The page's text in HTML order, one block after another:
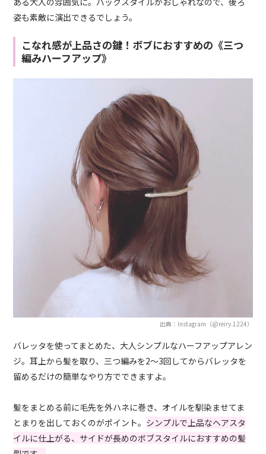
姿も素敵に演出できるでしょう。
こなれ感が上品さの鍵！ボブにおすすめの《三つ
編みハーフアップ》
出典：Instagram（@reiry.1224）
バレッタを使ってまとめた、大人シンプルなハーフアップアレン
ジ。耳上から髪を取り、三つ編みを2〜3回してからバレッタを
留めるだけの簡単なやり方でできますよ。
髪をまとめる前に毛先を外ハネに巻き、オイルを馴染ませてま
とまりを出しておくのがポイント。 シンプルで上品なヘアスタ
イルに仕上がる、サイドが長めのボブスタイルにおすすめの髪